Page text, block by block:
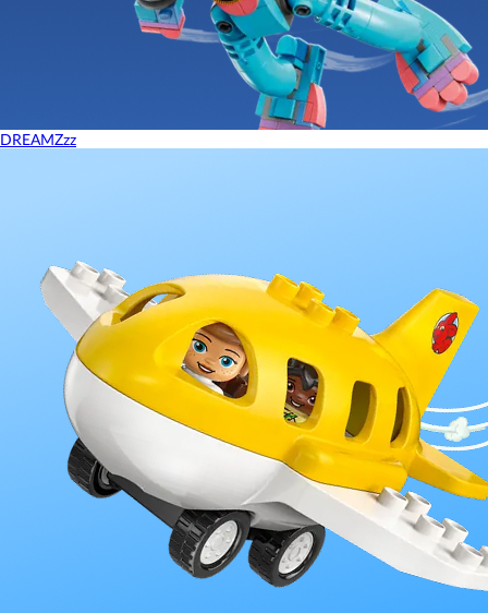
DREAMZzz